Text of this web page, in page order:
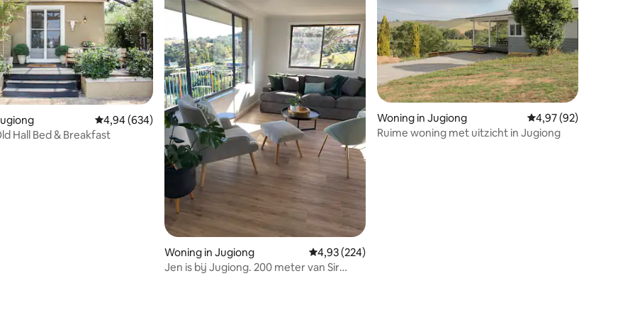
Gemiddelde beoordeling van 4,94 op 5, 634 recensies
4,94 (634)
Hall Bed & Breakfast
Woning in Jugiong Gemiddelde beoordeling van 4,93 op 5, 224 recensies
4,93 (224)
Jen is bij Jugiong. 200 meter van Sir
Woning in Jugiong Gemiddelde
4,97 (92)
Ruime woning met uitzicht in Jugiong